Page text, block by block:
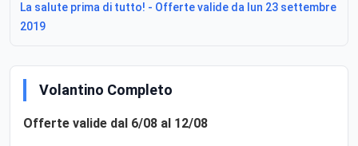
La salute prima di tutto! - Offerte valide da lun 23 settembre
2019
Volantino Completo
Offerte valide dal 6/08 al 12/08